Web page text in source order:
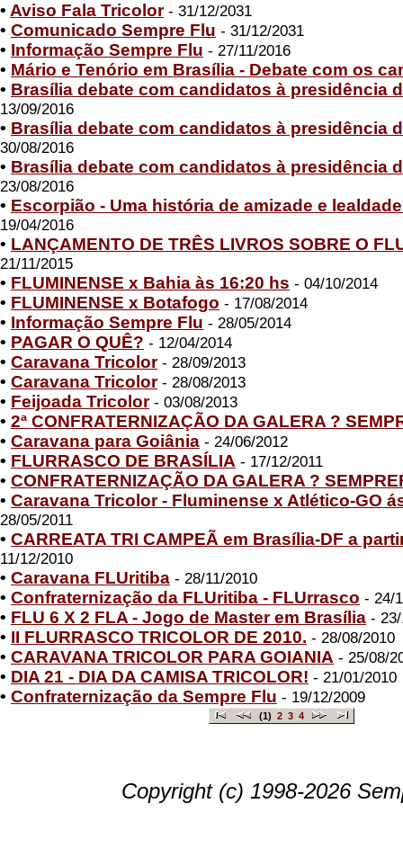
• Aviso Fala Tricolor- 31/12/2031
• Comunicado Sempre Flu - 31/12/2031
• Informação Sempre Flu - 27/11/2016
• Mário e Tenório em Brasília - Debate com os
• Brasília debate com candidatos à presidência
13/09/2016
• Brasília debate com candidatos à presidência
30/08/2016
• Brasília debate com candidatos à presidência
23/08/2016
• Escorpião - Uma história de amizade e
19/04/2016
• LANÇAMENTO DE TRÊS LIVROS SOBRE O
21/11/2015
• FLUMINENSE x Bahia às 16:20 hs - 04/10/2014
• FLUMINENSE x Botafogo - 17/08/2014
• Informação Sempre Flu - 28/05/2014
• PAGAR O QUÊ? - 12/04/2014
• Caravana Tricolor- 28/09/2013
• Caravana Tricolor- 28/08/2013
• Feijoada Tricolor- 03/08/2013
• 2ª CONFRATERNIZAÇÃO DA GALERA ?
• Caravana para Goiânia - 24/06/2012
• FLURRASCO DE BRASÍLIA - 17/12/2011
• CONFRATERNIZAÇÃO DA GALERA ?
• Caravana Tricolor - Fluminense x Atlético-GO
28/05/2011
• CARREATA TRI CAMPEÃ em Brasília-DF a
11/12/2010
• Caravana FLUritiba - 28/11/2010
• Confraternização da FLUritiba - FLUrrasco - 24/
• FLU 6 X 2 FLA - Jogo de Master em Brasília -
• II FLURRASCO TRICOLOR DE 2010. - 28/08/2010
• CARAVANA TRICOLOR PARA GOIANIA - 25/08/
• DIA 21 - DIA DA CAMISA TRICOLOR! - 21/01/2010
• Confraternização da Sempre Flu - 19/12/2009
(1) 2 3 4
Copyright (c) 1998-2026